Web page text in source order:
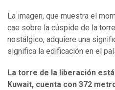
La imagen, que muestra el
cae sobre la cúspide de la
nostálgico, adquiere una
significa la edificación en el
La torre de la liberación
Kuwait, cuenta con 372